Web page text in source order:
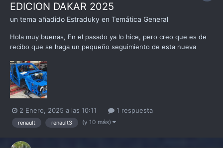
EDICION DAKAR 2025
un tema añadido Estraduky en Temática General
Hola muy buenas, En el pasado ya lo hice, pero creo que es de
recibo que se haga un pequeño seguimiento de esta nueva
post donde poder informando sobre este evento. Recordar que
como siempre, la única página oficial del D...
2 Enero, 2025 a las 10:11 1 respuesta
renault renault3 (y 10 más)